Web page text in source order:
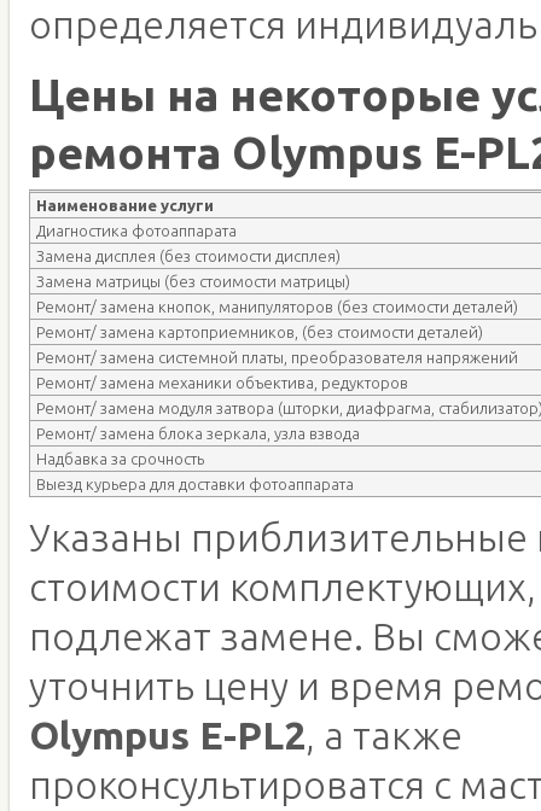
определяется
Цены на некоторые
ремонта Olympus E-
Наименование услуги
Диагностика фотоаппарата
Замена дисплея (без стоимости дисплея)
Замена матрицы (без стоимости матрицы)
Ремонт/ замена кнопок, манипуляторов (без стоимости деталей)
Ремонт/ замена картоприемников, (без стоимости деталей)
Ремонт/ замена системной платы, преобразователя напряжений
Ремонт/ замена механики объектива, редукторов
Ремонт/ замена модуля затвора (шторки, диафрагма,
Ремонт/ замена блока зеркала, узла взвода
Надбавка за срочность
Выезд курьера для доставки фотоаппарата
Указаны приблизительные
стоимости
подлежат замене. Вы
уточнить цену и время
Olympus E-PL2, а также
проконсультироватся с